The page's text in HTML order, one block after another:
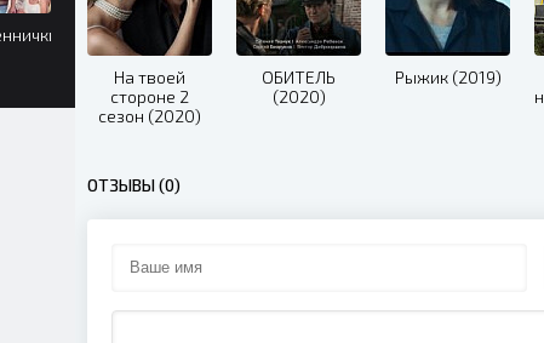
На твоей
стороне 2
сезон (2020)
ОБИТЕЛЬ
(2020)
Рыжик (2019)
ОТЗЫВЫ (0)